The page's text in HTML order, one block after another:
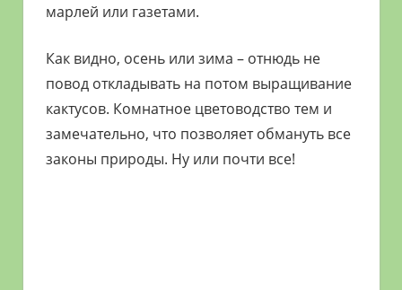
марлей или газетами.
Как видно, осень или зима – отнюдь не
повод откладывать на потом выращивание
кактусов. Комнатное цветоводство тем и
замечательно, что позволяет обмануть все
законы природы. Ну или почти все!